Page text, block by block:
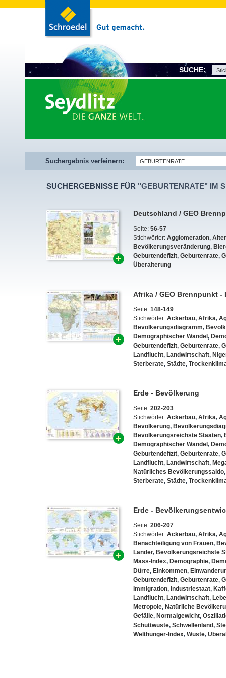
SUCHE:
Suchergebnis verfeinern:
SUCHERGEBNISSE FÜR "GEBURTENRATE" IM
Deutschland / GEO
Seite: 56-57
Stichwörter: Agglomeration,
Bevölkerungsveränderung,
Geburtendefizit, Geburtenrate,
Überalterung
Afrika / GEO Brennpunkt
Seite: 148-149
Stichwörter: Ackerbau, Afrika,
Bevölkerungsdiagramm,
Demographischer Wandel ,
Geburtendefizit, Geburtenrate,
Landflucht, Landwirtschaft,
Sterberate, Städte,
Erde - Bevölkerung
Seite: 202-203
Stichwörter: Ackerbau, Afrika,
Bevölkerung,
Bevölkerungsreichste Staaten,
Demographischer Wandel ,
Geburtendefizit, Geburtenrate,
Landflucht, Landwirtschaft,
Natürliches Bevölkerungssaldo
Sterberate, Städte,
Erde -
Seite: 206-207
Stichwörter: Ackerbau, Afrika,
Benachteiligung von Frauen,
Länder, Bevölkerungsreichste
Mass-Index, Demographie,
Dürre, Einkommen,
Geburtendefizit, Geburtenrate,
Immigration, Industriestaat,
Landflucht, Landwirtschaft,
Metropole, Natürliche
Gefälle, Normalgewicht,
Schuttwüste, Schwellenland,
Welthunger-Index, Wüste,